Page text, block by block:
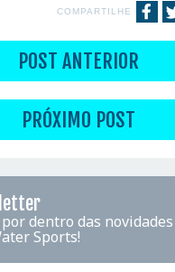
COMPARTILHE
POST ANTERIOR
PRÓXIMO POST
dentro das novidades
Sports!